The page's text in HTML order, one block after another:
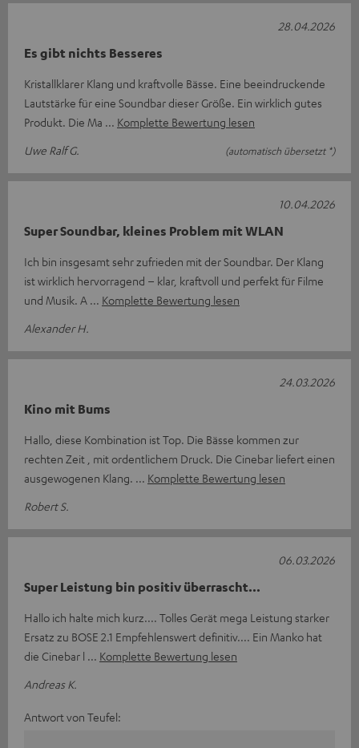
Es gibt nichts Besseres
Kristallklarer Klang und kraftvolle Bässe. Eine beeindruckende
Lautstärke für eine Soundbar dieser Größe. Ein wirklich gutes
Produkt. Die Ma
Komplette Bewertung lesen
Uwe Ralf G.
(automatisch übersetzt *)
28.04.2026
Super Soundbar, kleines Problem mit WLAN
Ich bin insgesamt sehr zufrieden mit der Soundbar. Der Klang
ist wirklich hervorragend – klar, kraftvoll und perfekt für Filme
und Musik. A
Komplette Bewertung lesen
Alexander H.
10.04.2026
Kino mit Bums
Hallo, diese Kombination ist Top. Die Bässe kommen zur
rechten Zeit , mit ordentlichem Druck. Die Cinebar liefert einen
ausgewogenen Klang.
Komplette Bewertung lesen
Robert S.
24.03.2026
Super Leistung bin positiv überrascht...
Hallo ich halte mich kurz.... Tolles Gerät mega Leistung starker
Ersatz zu BOSE 2.1 Empfehlenswert definitiv.... Ein Manko hat
die Cinebar l
Komplette Bewertung lesen
Andreas K.
06.03.2026
Antwort von Teufel: